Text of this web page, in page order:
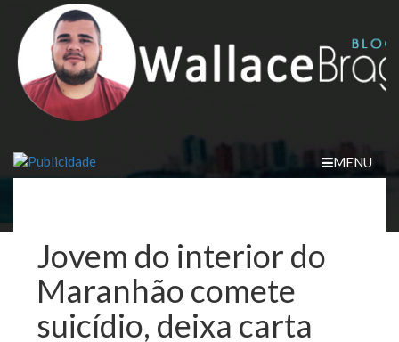
content
MENU
Jovem do interior do
Maranhão comete
suicídio, deixa carta